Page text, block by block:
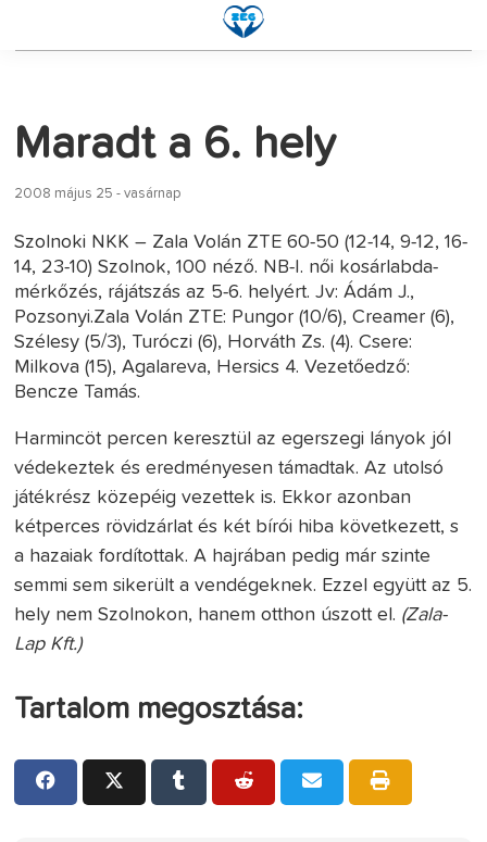
Maradt a 6. hely
2008 május 25 - vasárnap
Szolnoki NKK – Zala Volán ZTE 60-50 (12-14, 9-12, 16-
14, 23-10) Szolnok, 100 néző. NB-I. női kosárlabda-
mérkőzés, rájátszás az 5-6. helyért. Jv: Ádám J.,
Pozsonyi.Zala Volán ZTE: Pungor (10/6), Creamer (6),
Szélesy (5/3), Turóczi (6), Horváth Zs. (4). Csere:
Milkova (15), Agalareva, Hersics 4. Vezetőedző:
Bencze Tamás.
Harmincöt percen keresztül az egerszegi lányok jól
védekeztek és eredményesen támadtak. Az utolsó
játékrész közepéig vezettek is. Ekkor azonban
kétperces rövidzárlat és két bírói hiba következett, s
a hazaiak fordítottak. A hajrában pedig már szinte
semmi sem sikerült a vendégeknek. Ezzel együtt az 5.
hely nem Szolnokon, hanem otthon úszott el. (Zala-
Lap Kft.)
Tartalom megosztása: